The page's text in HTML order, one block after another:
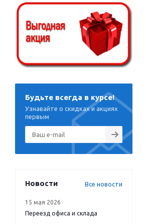
Будьте всегда в курсе!
Узнавайте о скидках и акциях
первым
Новости Все новости
15 мая 2026
Переезд офиса и склада